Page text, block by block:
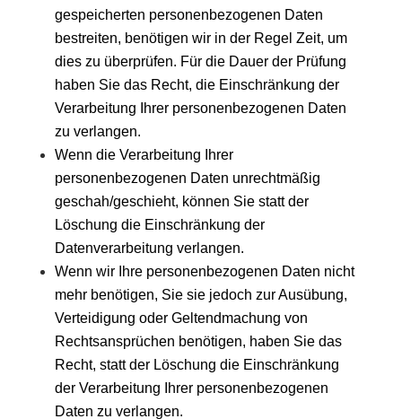
gespeicherten personenbezogenen Daten
bestreiten, benötigen wir in der Regel Zeit, um
dies zu überprüfen. Für die Dauer der Prüfung
haben Sie das Recht, die Einschränkung der
Verarbeitung Ihrer personenbezogenen Daten
zu verlangen.
Wenn die Verarbeitung Ihrer
personenbezogenen Daten unrechtmäßig
geschah/geschieht, können Sie statt der
Löschung die Einschränkung der
Datenverarbeitung verlangen.
Wenn wir Ihre personenbezogenen Daten nicht
mehr benötigen, Sie sie jedoch zur Ausübung,
Verteidigung oder Geltendmachung von
Rechtsansprüchen benötigen, haben Sie das
Recht, statt der Löschung die Einschränkung
der Verarbeitung Ihrer personenbezogenen
Daten zu verlangen.